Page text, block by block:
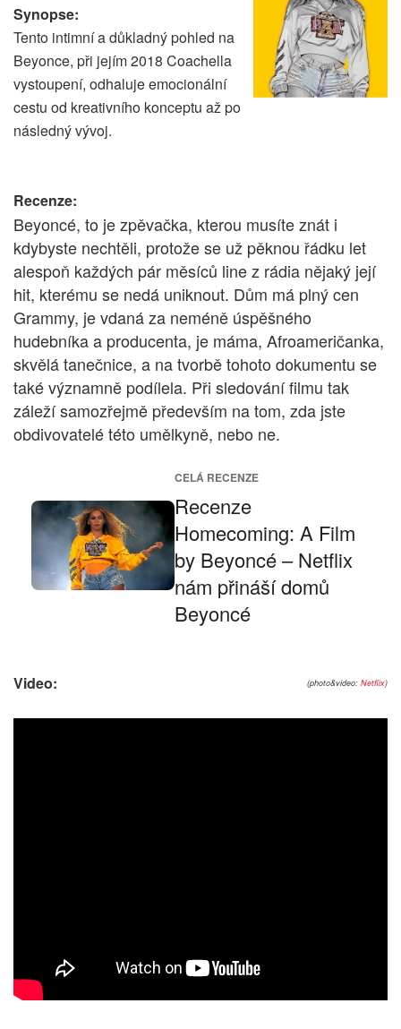
Synopse:
Tento intimní a důkladný pohled na
Beyonce, při jejím 2018 Coachella
vystoupení, odhaluje emocionální
cestu od kreativního konceptu až po
následný vývoj.
Recenze:
Beyoncé, to je zpěvačka, kterou musíte znát i
kdybyste nechtěli, protože se už pěknou řádku let
alespoň každých pár měsíců line z rádia nějaký její
hit, kterému se nedá uniknout. Dům má plný cen
Grammy, je vdaná za neméně úspěšného
hudebníka a producenta, je máma, Afroameričanka,
skvělá tanečnice, a na tvorbě tohoto dokumentu se
také významně podílela. Při sledování filmu tak
záleží samozřejmě především na tom, zda jste
obdivovatelé této umělkyně, nebo ne.
CELÁ RECENZE
Recenze
Homecoming: A Film
by Beyoncé – Netflix
nám přináší domů
Beyoncé
(photo&video: Netflix)
Video: